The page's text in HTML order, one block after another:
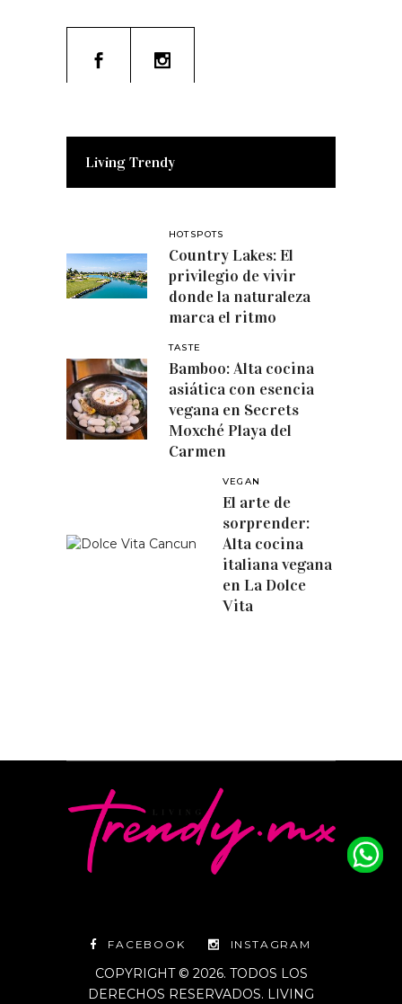
Living Trendy
HOTSPOTS
Country Lakes: El
privilegio de vivir
donde la naturaleza
marca el ritmo
TASTE
Bamboo: Alta cocina
asiática con esencia
vegana en Secrets
Moxché Playa del
Carmen
VEGAN
El arte de
sorprender:
Alta cocina
italiana vegana
en La Dolce
Vita
FACEBOOK INSTAGRAM
COPYRIGHT © 2026. TODOS LOS
DERECHOS RESERVADOS. LIVING